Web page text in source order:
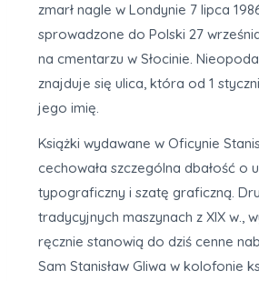
zmarł nagle w Londynie 7 lipca
sprowadzone do Polski 27
na cmentarzu w Słocinie.
znajduje się ulica, która od 1
jego imię.
Książki wydawane w Oficynie
cechowała szczególna dbałość o
typograficzny i szatę graficzną.
tradycyjnych maszynach z XIX w.,
ręcznie stanowią do dziś cenne
Sam Stanisław Gliwa w kolofonie